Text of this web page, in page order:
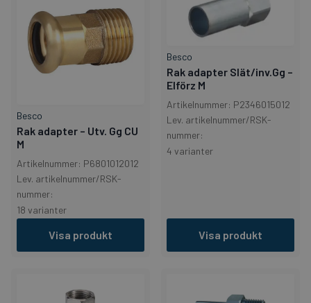
Besco
Rak adapter – Utv. Gg CU
M
Artikelnummer: P6801012012
Lev. artikelnummer/RSK-
nummer:
18 varianter
Visa produkt
Besco
Rak adapter Slät/inv.Gg –
Elförz M
Artikelnummer: P2346015012
Lev. artikelnummer/RSK-
nummer:
4 varianter
Visa produkt